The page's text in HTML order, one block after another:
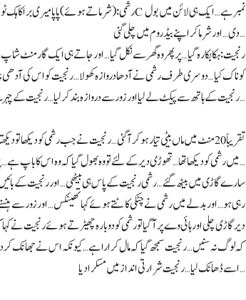
دی… اور شرما کر اپنے بیڈروم میں چلی گئی…
رنجیت: ہکابکا رہ گیا… پر پھر وہ گھر سے نکل گیا… اور جاتے ہی ایک گارمنٹ
کو ناک کیا… دوسری طرف رشمی نے آدھا دروازہ کھولا… رنجیت کو اس کی آدھی
رنجیت کے ہاتھ سے پیکٹ لے لیا اور زور سے دروازہ بند کر لیا… رنجیت کے چہرے پر ایک مسکان تیر گئی…
تقریباً 20 منٹ میں ماں بیٹی تیار ہو کر آ گئی… رنجیت نے جب رشمی کو
میں رشمی کو دیکھا تھا… تھوڑی دیر کے لئے تو وہ بھول گیا کہ وہ اس کا باپ ہے… پر جب ڈرائیور نے ہارن بجایا تو وہ بولا… چلو بھائی… اور وہاں سے چل دیا…
سارے گاڑی میں بیٹھ گئے… رشمی رنجیت کے پاس ہی بیٹھی… اور رنجیت کے
رہی ہو… اور بدلے میں رشمی نے چٹکی کاٹتے ہوئے کہا تھینکس… اور زور سے
دیر گاڑی چلی اور ہائی وے پر آ گیا تو رشمی کو دوبارہ چھیڑتے ہوئے رنجیت نے
کہ لوگ نہ سنیں… رنجیت سمجھ گیا کہ مال کرارا ہے… کیونکہ اس نے جھانک کر
اسے ڈھانک لیا… رنجیت شرارتی انداز میں مسکرا دیا…